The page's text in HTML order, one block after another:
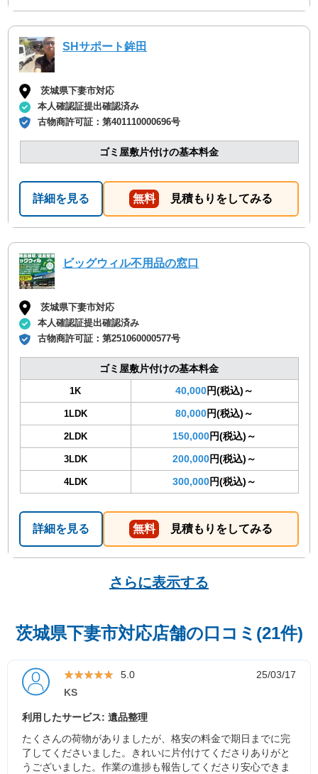
SHサポート鉾田
茨城県下妻市対応
本人確認証提出確認済み
古物商許可証：第401110000696号
ゴミ屋敷片付けの基本料金
詳細を見る 無料 見積もりをしてみる
ビッグウィル不用品の窓口
茨城県下妻市対応
本人確認証提出確認済み
古物商許可証：第251060000577号
ゴミ屋敷片付けの基本料金
1K 40,000円(税込)～
1LDK 80,000円(税込)～
2LDK 150,000円(税込)～
3LDK 200,000円(税込)～
4LDK 300,000円(税込)～
詳細を見る 無料 見積もりをしてみる
さらに表示する
茨城県下妻市対応店舗の口コミ(21件)
★★★★★
★★★★★ 5.0
25/03/17
KS
利用したサービス: 遺品整理
たくさんの荷物がありましたが、格安の料金で期日までに完
了してくださいました。きれいに片付けてくださりありがと
うございました。作業の進捗も報告してくださり安心できま